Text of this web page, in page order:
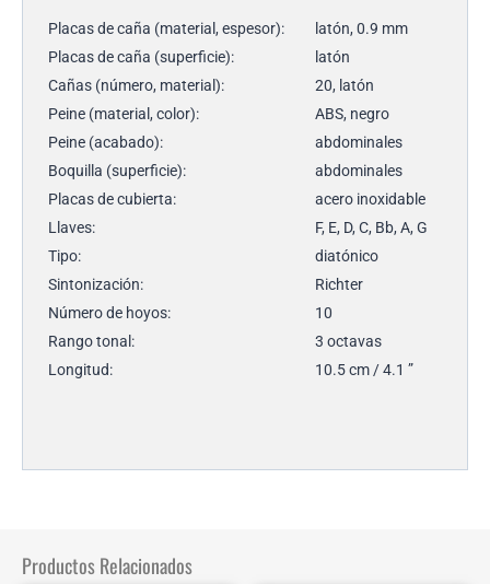
Placas de caña (material, espesor):
latón, 0.9 mm
Placas de caña (superficie):
latón
Cañas (número, material):
20, latón
Peine (material, color):
ABS, negro
Peine (acabado):
abdominales
Boquilla (superficie):
abdominales
Placas de cubierta:
acero inoxidable
Llaves:
F, E, D, C, Bb, A, G
Tipo:
diatónico
Sintonización:
Richter
Número de hoyos:
10
Rango tonal:
3 octavas
Longitud:
10.5 cm / 4.1 ”
Productos Relacionados